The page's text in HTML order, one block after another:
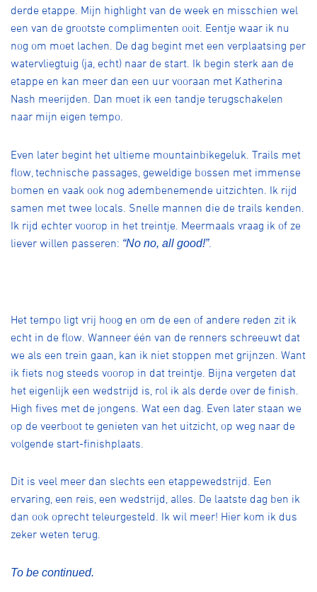
derde etappe. Mijn highlight van de week en misschien wel
een van de grootste complimenten ooit. Eentje waar ik nu
nog om moet lachen. De dag begint met een verplaatsing per
watervliegtuig (ja, echt) naar de start. Ik begin sterk aan de
etappe en kan meer dan een uur vooraan met Katherina
Nash meerijden. Dan moet ik een tandje terugschakelen
naar mijn eigen tempo.
Even later begint het ultieme mountainbikegeluk. Trails met
flow, technische passages, geweldige bossen met immense
bomen en vaak ook nog adembenemende uitzichten. Ik rijd
samen met twee locals. Snelle mannen die de trails kenden.
Ik rijd echter voorop in het treintje. Meermaals vraag ik of ze
liever willen passeren: “No no, all good!”.
Het tempo ligt vrij hoog en om de een of andere reden zit ik
echt in de flow. Wanneer één van de renners schreeuwt dat
we als een trein gaan, kan ik niet stoppen met grijnzen. Want
ik fiets nog steeds voorop in dat treintje. Bijna vergeten dat
het eigenlijk een wedstrijd is, rol ik als derde over de finish.
High fives met de jongens. Wat een dag. Even later staan we
op de veerboot te genieten van het uitzicht, op weg naar de
volgende start-finishplaats.
Dit is veel meer dan slechts een etappewedstrijd. Een
ervaring, een reis, een wedstrijd, alles. De laatste dag ben ik
dan ook oprecht teleurgesteld. Ik wil meer! Hier kom ik dus
zeker weten terug.
To be continued.